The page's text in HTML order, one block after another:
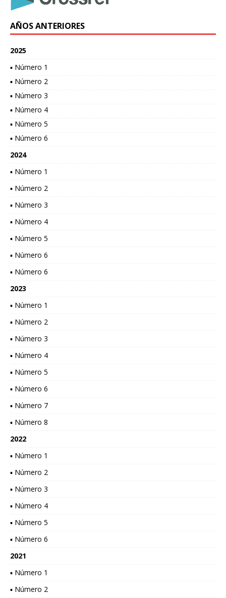
AÑOS ANTERIORES
2025
▪ Número 1
▪ Número 2
▪ Número 3
▪ Número 4
▪ Número 5
▪ Número 6
2024
▪ Número 1
▪ Número 2
▪ Número 3
▪ Número 4
▪ Número 5
▪ Número 6
▪ Número 6
2023
▪ Número 1
▪ Número 2
▪ Número 3
▪ Número 4
▪ Número 5
▪ Número 6
▪ Número 7
▪ Número 8
2022
▪ Número 1
▪ Número 2
▪ Número 3
▪ Número 4
▪ Número 5
▪ Número 6
2021
▪ Número 1
▪ Número 2